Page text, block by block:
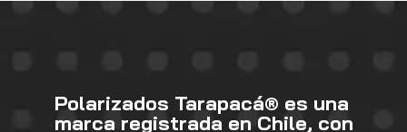
Polarizados Tarapacá® es una
marca registrada en Chile, con